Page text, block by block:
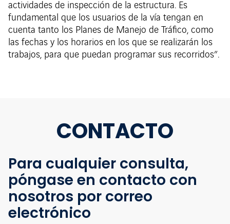
actividades de inspección de la estructura. Es
fundamental que los usuarios de la vía tengan en
cuenta tanto los Planes de Manejo de Tráfico, como
las fechas y los horarios en los que se realizarán los
trabajos, para que puedan programar sus recorridos”.
CONTACTO
Para cualquier consulta,
póngase en contacto con
nosotros por correo
electrónico